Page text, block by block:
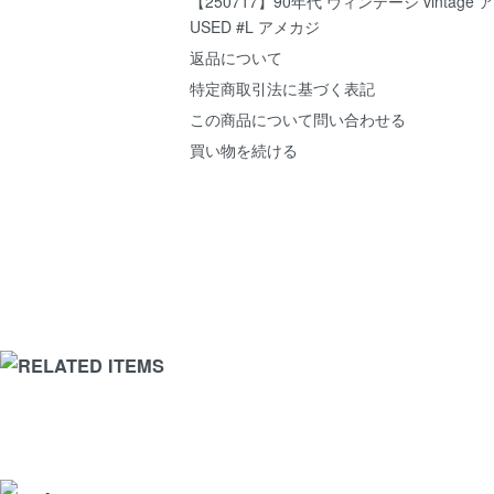
USED #L アメカジ
返品について
特定商取引法に基づく表記
この商品について問い合わせる
買い物を続ける